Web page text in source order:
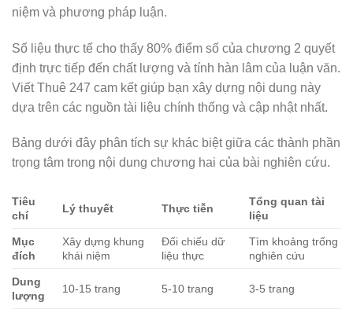
niệm và phương pháp luận.
Số liệu thực tế cho thấy 80% điểm số của chương 2 quyết
định trực tiếp đến chất lượng và tính hàn lâm của luận văn.
Viết Thuê 247 cam kết giúp bạn xây dựng nội dung này
dựa trên các nguồn tài liệu chính thống và cập nhật nhất.
Bảng dưới đây phân tích sự khác biệt giữa các thành phần
trọng tâm trong nội dung chương hai của bài nghiên cứu.
Tiêu
chí
Lý thuyết Thực tiễn
Tổng quan tài
liệu
Mục
đích
Xây dựng khung
khái niệm
Đối chiếu dữ
liệu thực
Tìm khoảng trống
nghiên cứu
Dung
lượng
10-15 trang 5-10 trang 3-5 trang